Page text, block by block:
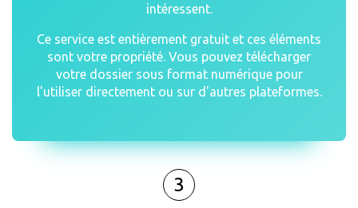
intéressent.
Ce service est entièrement gratuit et ces éléments
sont votre propriété. Vous pouvez télécharger
votre dossier sous format numérique pour
l'utiliser directement ou sur d'autres plateformes.
3